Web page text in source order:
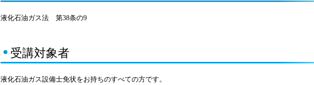
液化石油ガス法 第38条の9
受講対象者
液化石油ガス設備士免状をお持ちのすべての方です。